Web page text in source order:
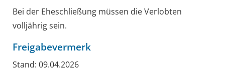
Bei der Eheschließung müssen die Verlobten
volljährig sein.
Freigabevermerk
Stand: 09.04.2026